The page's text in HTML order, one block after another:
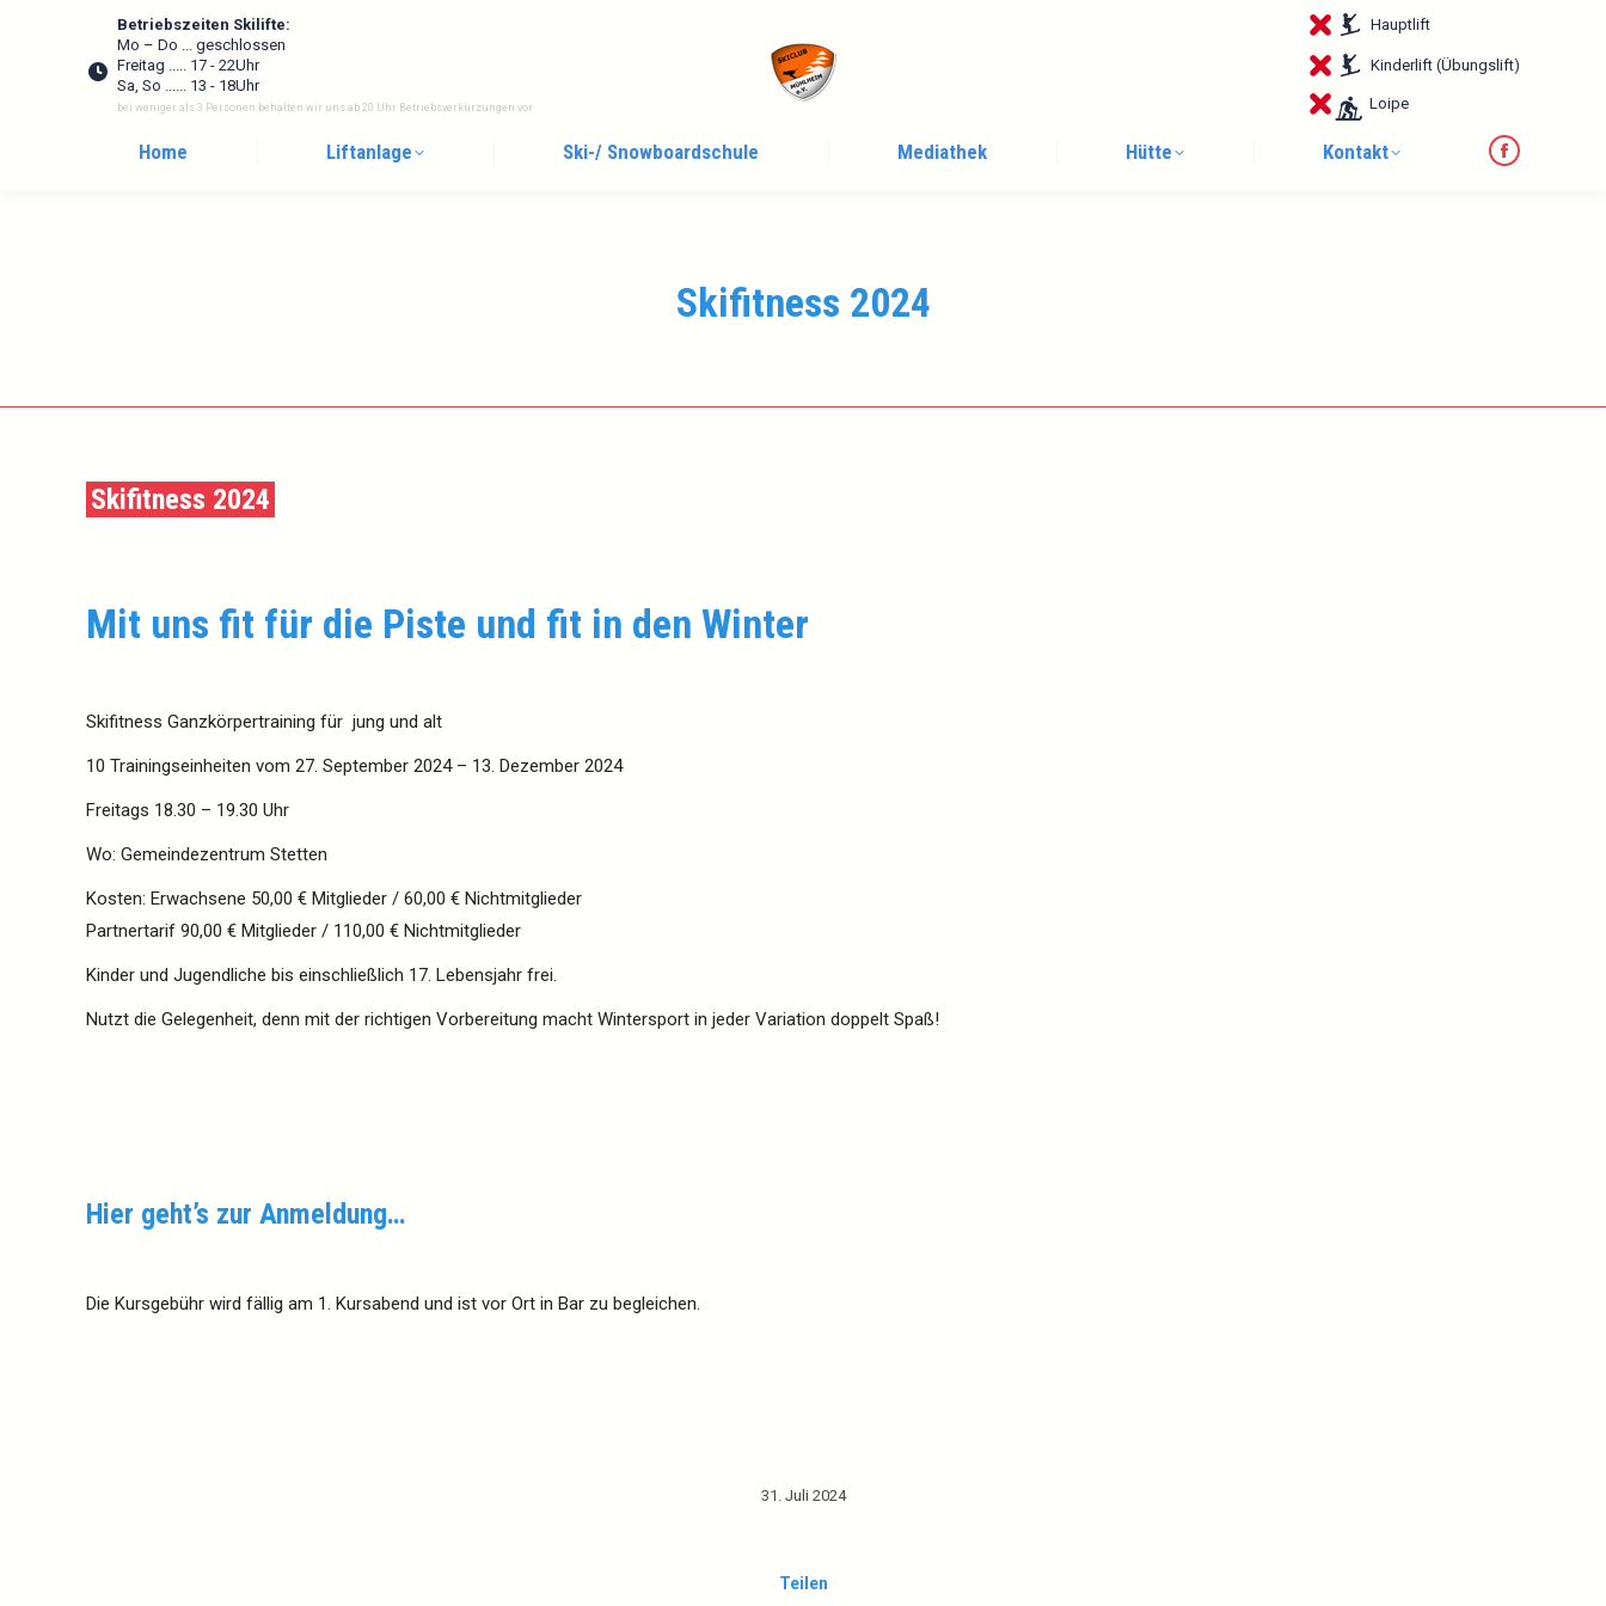
Betriebszeiten Skilifte:
Mo – Do ... geschlossen
Freitag ..... 17 - 22Uhr
Sa, So ...... 13 - 18Uhr
bei weniger als 3 Personen behalten wir uns ab 20 Uhr Betriebsverkürzungen vor
Hauptlift
Kinderlift (Übungslift)
Loipe
Home Liftanlage Ski-/ Snowboardschule Mediathek Hütte Kontakt
Facebook
Skifitness 2024
Skifitness 2024
Mit uns fit für die Piste und fit in den Winter
Skifitness Ganzkörpertraining für jung und alt
10 Trainingseinheiten vom 27. September 2024 – 13. Dezember 2024
Freitags 18.30 – 19.30 Uhr
Wo: Gemeindezentrum Stetten
Kosten: Erwachsene 50,00 € Mitglieder / 60,00 € Nichtmitglieder
Partnertarif 90,00 € Mitglieder / 110,00 € Nichtmitglieder
Kinder und Jugendliche bis einschließlich 17. Lebensjahr frei.
Nutzt die Gelegenheit, denn mit der richtigen Vorbereitung macht Wintersport in jeder Variation doppelt Spaß!
Hier geht’s zur Anmeldung…
Die Kursgebühr wird fällig am 1. Kursabend und ist vor Ort in Bar zu begleichen.
31. Juli 2024
Teilen
in